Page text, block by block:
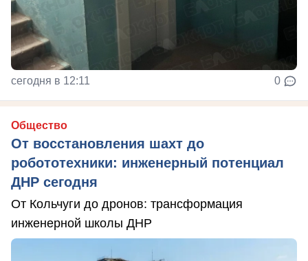
сегодня в 12:11 0
Общество
От восстановления шахт до
робототехники: инженерный потенциал
ДНР сегодня
От Кольчуги до дронов: трансформация
инженерной школы ДНР